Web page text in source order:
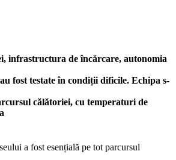
infrastructura de încărcare, autonomia
fost testate în condiții dificile. Echipa s-
călătoriei, cu temperaturi de
a fost esențială pe tot parcursul